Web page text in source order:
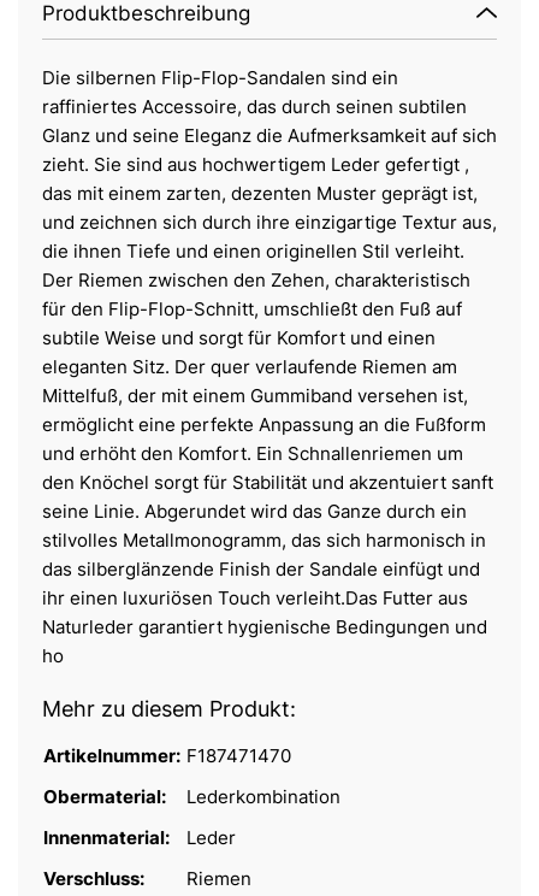
Produktbeschreibung
Die silbernen Flip-Flop-Sandalen sind ein
raffiniertes Accessoire, das durch seinen subtilen
Glanz und seine Eleganz die Aufmerksamkeit auf sich
zieht. Sie sind aus hochwertigem Leder gefertigt ,
das mit einem zarten, dezenten Muster geprägt ist,
und zeichnen sich durch ihre einzigartige Textur aus,
die ihnen Tiefe und einen originellen Stil verleiht.
Der Riemen zwischen den Zehen, charakteristisch
für den Flip-Flop-Schnitt, umschließt den Fuß auf
subtile Weise und sorgt für Komfort und einen
eleganten Sitz. Der quer verlaufende Riemen am
Mittelfuß, der mit einem Gummiband versehen ist,
ermöglicht eine perfekte Anpassung an die Fußform
und erhöht den Komfort. Ein Schnallenriemen um
den Knöchel sorgt für Stabilität und akzentuiert sanft
seine Linie. Abgerundet wird das Ganze durch ein
stilvolles Metallmonogramm, das sich harmonisch in
das silberglänzende Finish der Sandale einfügt und
ihr einen luxuriösen Touch verleiht.Das Futter aus
Naturleder garantiert hygienische Bedingungen und
ho
Mehr zu diesem Produkt:
Artikelnummer: F187471470
Obermaterial:
Lederkombination
Innenmaterial:
Leder
Verschluss:
Riemen